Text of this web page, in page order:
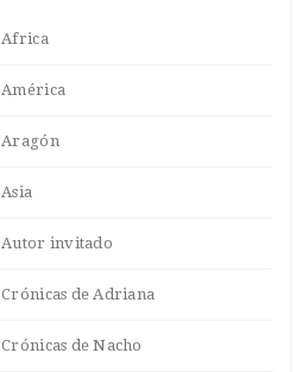
Africa
América
Aragón
Asia
Autor invitado
Crónicas de Adriana
Crónicas de Nacho